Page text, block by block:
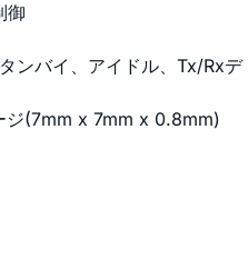
御
ンバイ、アイドル、Tx/Rxデ
ジ(7mm x 7mm x 0.8mm)